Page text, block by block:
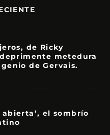
de Ricky
deprimente metedura
de Gervais.
abierta’, el sombrío